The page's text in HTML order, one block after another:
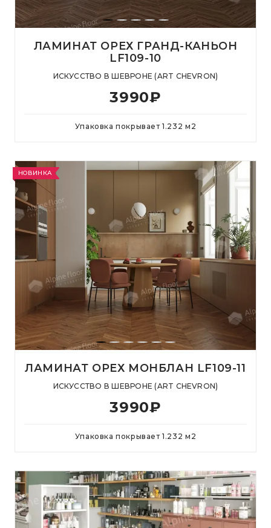
ЛАМИНАТ ОРЕХ ГРАНД-КАНЬОН
LF109-10
ИСКУССТВО В ШЕВРОНЕ (ART CHEVRON)
3990₽
Упаковка покрывает1.232 м 2
НОВИНКА
ЛАМИНАТ ОРЕХ МОНБЛАН LF109-11
ИСКУССТВО В ШЕВРОНЕ (ART CHEVRON)
3990₽
Упаковка покрывает1.232 м 2